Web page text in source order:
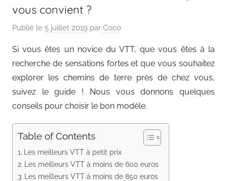
vous convient ?
Publié le 5 juillet 2019 par Coco
Si vous êtes un novice du VTT, que vous êtes à la
recherche de sensations fortes et que vous souhaitez
explorer les chemins de terre près de chez vous,
suivez le guide ! Nous vous donnons quelques
conseils pour choisir le bon modèle.
Table of Contents
Les meilleurs VTT à petit prix
Les meilleurs VTT à moins de 600 euros
Les meilleurs VTT à moins de 850 euros